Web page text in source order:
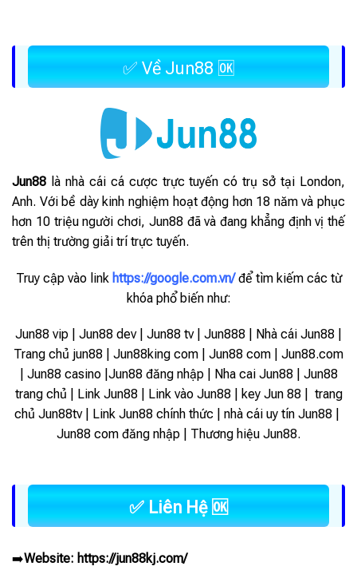
✅ Về Jun88 🆗
Jun88 là nhà cái cá cược trực tuyến có trụ sở tại London,
Anh. Với bề dày kinh nghiệm hoạt động hơn 18 năm và phục
hơn 10 triệu người chơi, Jun88 đã và đang khẳng định vị thế
trên thị trường giải trí trực tuyến.
Truy cập vào link https://google.com.vn/ để tìm kiếm các từ
khóa phổ biến như:
Jun88 vip | Jun88 dev | Jun88 tv | Jun888 | Nhà cái Jun88 |
Trang chủ jun88 | Jun88king com | Jun88 com | Jun88.com
| Jun88 casino |Jun88 đăng nhập | Nha cai Jun88 | Jun88
trang chủ | Link Jun88 | Link vào Jun88 |
key Jun 88 | trang
chủ Jun88tv | Link Jun88 chính thức | nhà cái uy tín Jun88 |
Jun88 com đăng nhập | Thương hiệu Jun88.
✅ Liên Hệ 🆗
➡️Website: https://jun88kj.com/